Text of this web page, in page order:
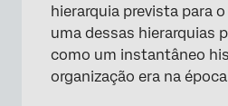
hierarquia prevista para
uma dessas hierarquias
como um instantâneo
organização era na